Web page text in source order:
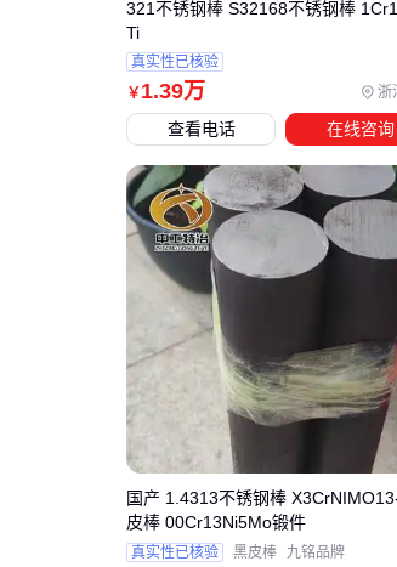
￥1.39万 浙
321不锈钢棒 S32168不锈钢棒
Ti
真实性已核验
查看电话 在线咨询
国产 1.4313不锈钢棒
皮棒 00Cr13Ni5Mo锻件
真实性已核验 黑皮棒 九铭品牌